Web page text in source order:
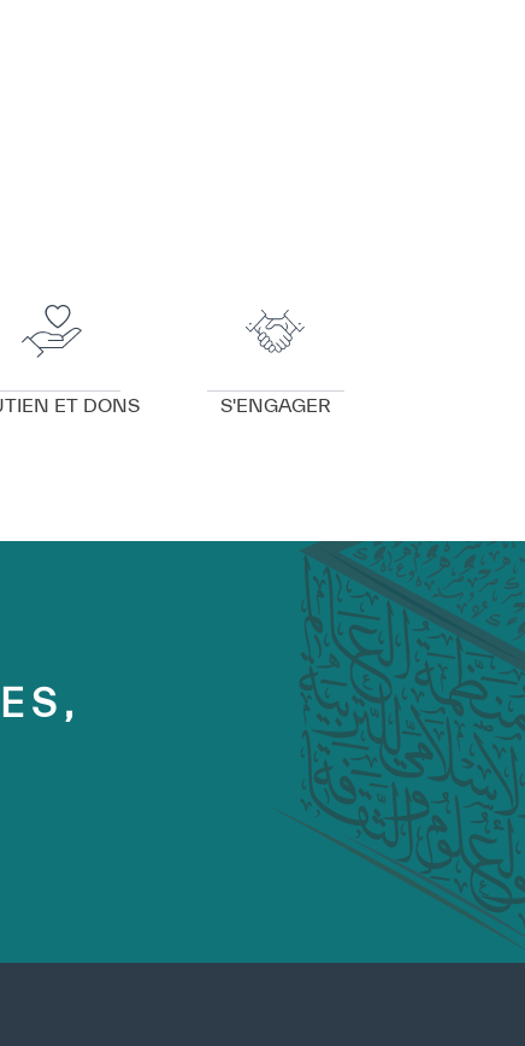
ET DONS S'ENGAGER